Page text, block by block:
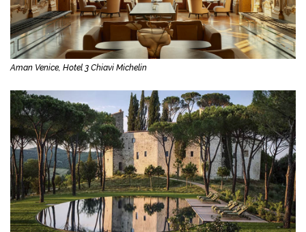
Aman Venice, Hotel 3 Chiavi Michelin